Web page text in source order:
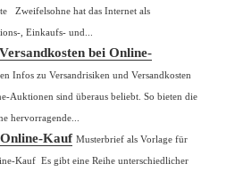
Zweifelsohne hat das Internet als
, Einkaufs- und...
bei Online-
Infos zu Versandrisiken und Versandkosten
Auktionen sind überaus beliebt. So bieten die
hervorragende...
Kauf Musterbrief als Vorlage für
Kauf Es gibt eine Reihe unterschiedlicher